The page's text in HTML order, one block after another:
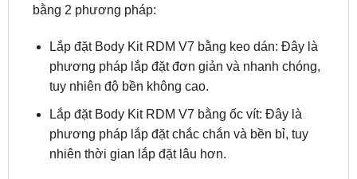
bằng 2 phương pháp:
Lắp đặt Body Kit RDM V7 bằng keo dán: Đây là
phương pháp lắp đặt đơn giản và nhanh chóng,
tuy nhiên độ bền không cao.
Lắp đặt Body Kit RDM V7 bằng ốc vít: Đây là
phương pháp lắp đặt chắc chắn và bền bỉ, tuy
nhiên thời gian lắp đặt lâu hơn.